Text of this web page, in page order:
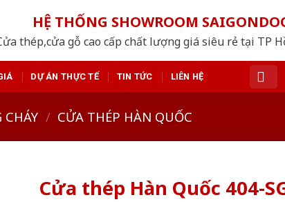
HỆ THỐNG SHOWROOM
thép,cửa gỗ cao cấp chất lượng giá siêu rẻ tại TP
DỰ ÁN THỰC TẾ TIN TỨC LIÊN HỆ
CHÁY / CỬA THÉP HÀN QUỐC
Cửa thép Hàn Quốc 404-